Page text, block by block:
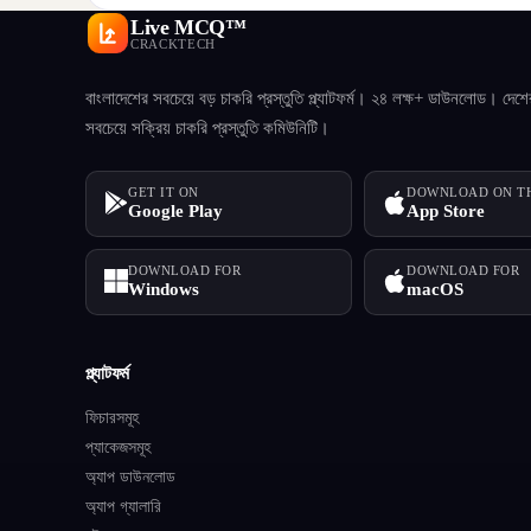
Live MCQ™
CRACKTECH
বাংলাদেশের সবচেয়ে বড় চাকরি প্রস্তুতি প্ল্যাটফর্ম। ২৪ লক্ষ+ ডাউনলোড।
সবচেয়ে সক্রিয় চাকরি প্রস্তুতি কমিউনিটি।
GET IT ON
Google Play
DOWNLOAD ON
App Store
DOWNLOAD FOR
Windows
DOWNLOAD FOR
macOS
প্ল্যাটফর্ম
ফিচারসমূহ
প্যাকেজসমূহ
অ্যাপ ডাউনলোড
অ্যাপ গ্যালারি